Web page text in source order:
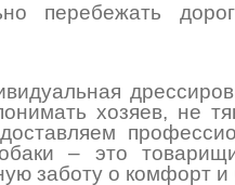
перебежать
хозяев, не
– это
заботу о комфорт и